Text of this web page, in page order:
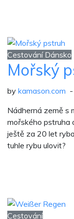
Cestování Dánsko
Mořský
by kamason.com
Nádherná země s
mořského pstruha
ještě za 20 let
tuhle rybu ulovit?
Cestování